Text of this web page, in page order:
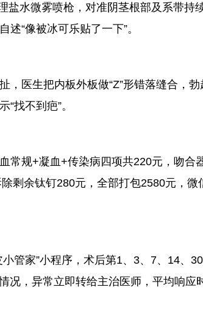
水微雾喷枪，对准阴茎根部及系带持
述“像被冰可乐贴了一下”。
，医生把内板外板做“Z”形错落缝合，
找不到疤”。
常规+凝血+传染病四项共220元，吻合
剩余钛钉280元，全部打包2580元，微
管家”小程序，术后第1、3、7、14、
况，异常立即转给主治医师，平均响应